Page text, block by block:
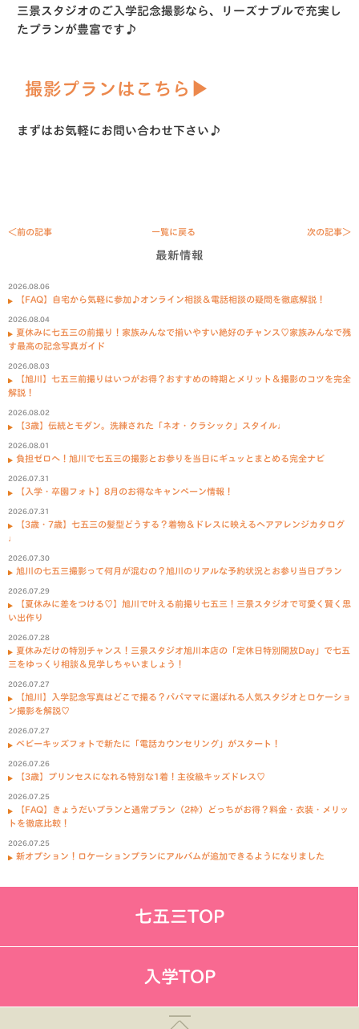
三景スタジオのご入学記念撮影なら、リーズナブルで充実し
たプランが豊富です♪
撮影プランはこちら▶︎
まずはお気軽にお問い合わせ下さい♪
＜前の記事 次の記事＞
一覧に戻る
最新情報
2026.08.06
【FAQ】自宅から気軽に参加♪オンライン相談＆電話相談の疑問を徹底解説！
2026.08.04
夏休みに七五三の前撮り！家族みんなで揃いやすい絶好のチャンス♡家族みんなで残
す最高の記念写真ガイド
2026.08.03
【旭川】七五三前撮りはいつがお得？おすすめの時期とメリット＆撮影のコツを完全
解説！
2026.08.02
【3歳】伝統とモダン。洗練された「ネオ・クラシック」スタイル♩
2026.08.01
負担ゼロへ！旭川で七五三の撮影とお参りを当日にギュッとまとめる完全ナビ
2026.07.31
【入学・卒園フォト】8月のお得なキャンペーン情報！
2026.07.31
【3歳・7歳】七五三の髪型どうする？着物＆ドレスに映えるヘアアレンジカタログ
♩
2026.07.30
旭川の七五三撮影って何月が混むの？旭川のリアルな予約状況とお参り当日プラン
2026.07.29
【夏休みに差をつける♡】旭川で叶える前撮り七五三！三景スタジオで可愛く賢く思
い出作り
2026.07.28
夏休みだけの特別チャンス！三景スタジオ旭川本店の「定休日特別開放Day」で七五
三をゆっくり相談＆見学しちゃいましょう！
2026.07.27
【旭川】入学記念写真はどこで撮る？パパママに選ばれる人気スタジオとロケーショ
ン撮影を解説♡
2026.07.27
ベビーキッズフォトで新たに「電話カウンセリング」がスタート！
2026.07.26
【3歳】プリンセスになれる特別な1着！主役級キッズドレス♡
2026.07.25
【FAQ】きょうだいプランと通常プラン（2枠）どっちがお得？料金・衣装・メリッ
トを徹底比較！
2026.07.25
新オプション！ロケーションプランにアルバムが追加できるようになりました
七五三TOP
入学TOP